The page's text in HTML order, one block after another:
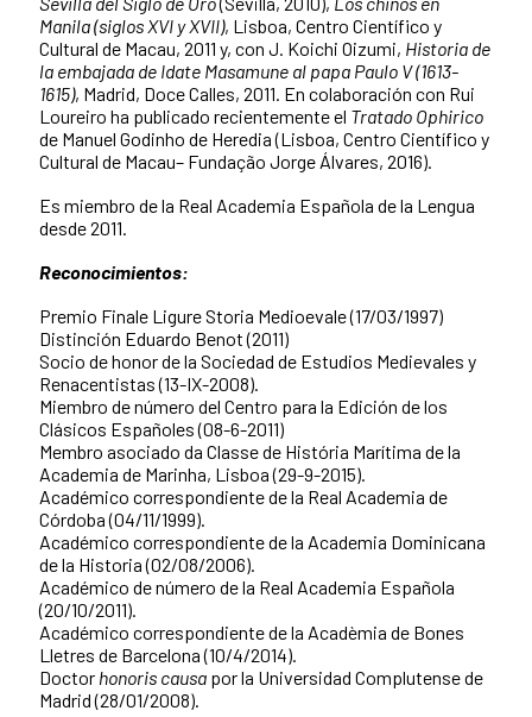
Manila (siglos XVI y XVII), Lisboa, Centro Científico y
Cultural de Macau, 2011 y, con J. Koichi Oizumi, Historia de
la embajada de Idate Masamune al papa Paulo V (1613-
1615), Madrid, Doce Calles, 2011. En colaboración con Rui
Loureiro ha publicado recientemente el Tratado Ophirico
de Manuel Godinho de Heredia (Lisboa, Centro Científico y
Cultural de Macau– Fundação Jorge Álvares, 2016).
Es miembro de la Real Academia Española de la Lengua
desde 2011.
Reconocimientos:
Premio Finale Ligure Storia Medioevale (17/03/1997)
Distinción Eduardo Benot (2011)
Socio de honor de la Sociedad de Estudios Medievales y
Renacentistas (13-IX-2008).
Miembro de número del Centro para la Edición de los
Clásicos Españoles (08-6-2011)
Membro asociado da Classe de História Marítima de la
Academia de Marinha, Lisboa (29-9-2015).
Académico correspondiente de la Real Academia de
Córdoba (04/11/1999).
Académico correspondiente de la Academia Dominicana
de la Historia (02/08/2006).
Académico de número de la Real Academia Española
(20/10/2011).
Académico correspondiente de la Acadèmia de Bones
Lletres de Barcelona (10/4/2014).
Doctor honoris causa por la Universidad Complutense de
Madrid (28/01/2008).